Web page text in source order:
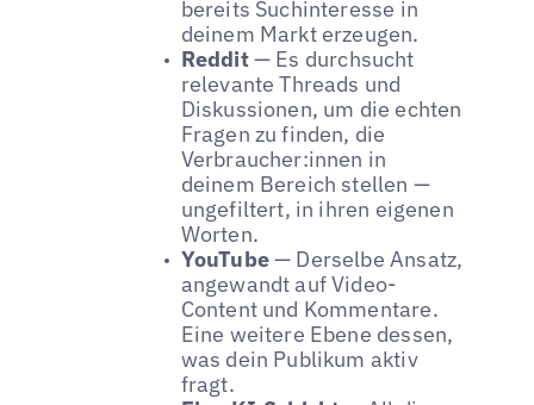
bereits Suchinteresse in
deinem Markt erzeugen.
Reddit— Es durchsucht
relevante Threads und
Diskussionen, um die echten
Fragen zu finden, die
Verbraucher:innen in
deinem Bereich stellen —
ungefiltert, in ihren eigenen
Worten.
YouTube— Derselbe Ansatz,
angewandt auf Video-
Content und Kommentare.
Eine weitere Ebene dessen,
was dein Publikum aktiv
fragt.